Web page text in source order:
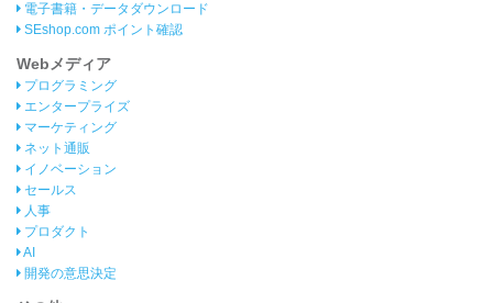
電子書籍・データダウンロード
SEshop.com ポイント確認
Webメディア
プログラミング
エンタープライズ
マーケティング
ネット通販
イノベーション
セールス
人事
プロダクト
AI
開発の意思決定